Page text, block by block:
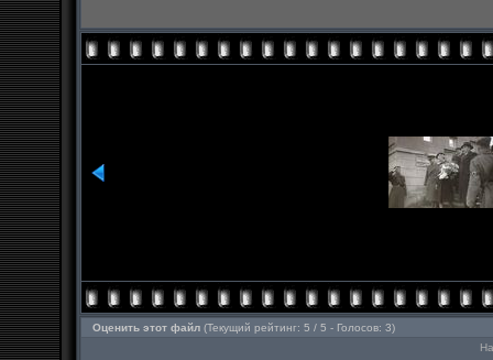
Оценить этот файл (Текущий рейтинг: 5 / 5 - Голосов: 3)